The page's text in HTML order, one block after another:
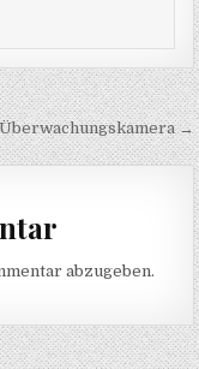
→
abzugeben.